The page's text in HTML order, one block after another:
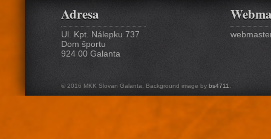
Adresa
Ul. Kpt. Nálepku 737
Dom športu
924 00 Galanta
© 2016 MKK Slovan Galanta. Background image by bs4711